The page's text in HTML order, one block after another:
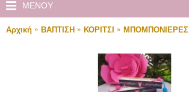
MENOY
Αρχική ΒΑΠΤΙΣΗ ΚΟΡΙΤΣΙ ΜΠΟΜΠΟΝΙΕΡΕΣ